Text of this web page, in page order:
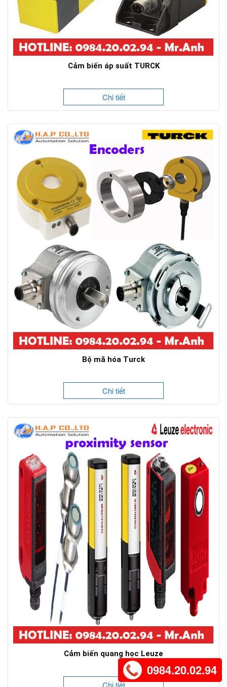
Cảm biến áp suất TURCK
Chi tiết
Bộ mã hóa Turck
Chi tiết
Cảm biến quang học Leuze
Chi tiết
0984.20.02.94